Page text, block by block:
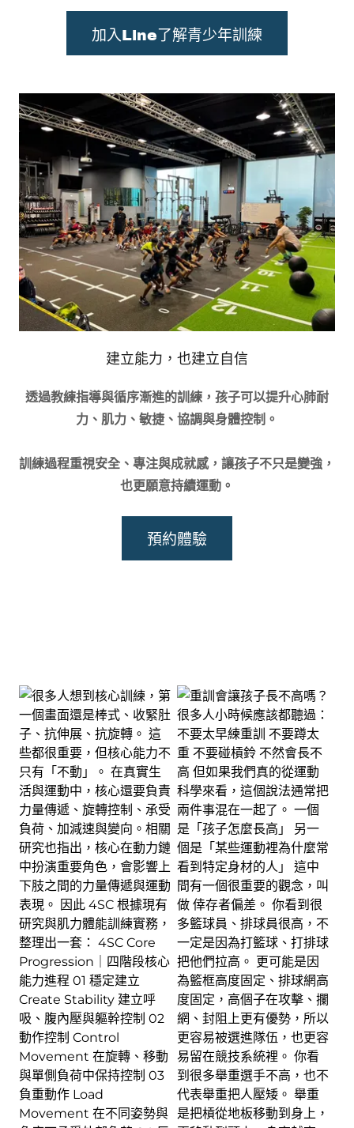
加入Line了解青少年訓練
建立能力，也建立自信
透過教練指導與循序漸進的訓練，孩子可以提升心肺耐
力、肌力、敏捷、協調與身體控制。
訓練過程重視安全、專注與成就感，讓孩子不只是變強，
也更願意持續運動。
預約體驗